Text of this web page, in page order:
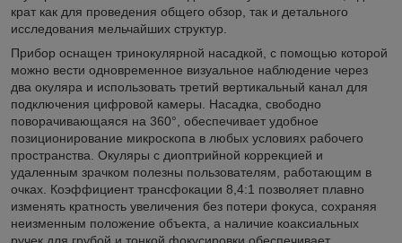
крат как для проведения общего обзор, так и детального
исследования мельчайших структур.
Прибор оснащен тринокулярной насадкой, с помощью которой
можно вести одновременное визуальное наблюдение через
два окуляра и использовать третий вертикальный канал для
подключения цифровой камеры. Насадка, свободно
поворачивающаяся на 360°, обеспечивает удобное
позиционирование микроскопа в любых условиях рабочего
пространства. Окуляры с диоптрийной коррекцией и
удаленным зрачком полезны пользователям, работающим в
очках. Коэффициент трансфокации 8,4:1 позволяет плавно
изменять кратность увеличения без потери фокуса, сохраняя
неизменным положение объекта, а наличие коаксиальных
ручек для грубой и тонкой фокусировки обеспечивает